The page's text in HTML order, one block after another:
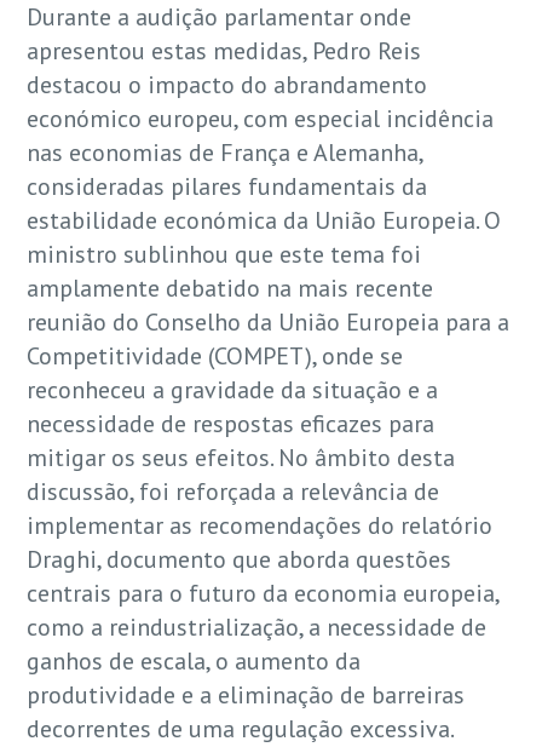
Durante a audição parlamentar onde
apresentou estas medidas, Pedro Reis
destacou o impacto do abrandamento
económico europeu, com especial incidência
nas economias de França e Alemanha,
consideradas pilares fundamentais da
estabilidade económica da União Europeia. O
ministro sublinhou que este tema foi
amplamente debatido na mais recente
reunião do Conselho da União Europeia para a
Competitividade (COMPET), onde se
reconheceu a gravidade da situação e a
necessidade de respostas eficazes para
mitigar os seus efeitos. No âmbito desta
discussão, foi reforçada a relevância de
implementar as recomendações do relatório
Draghi, documento que aborda questões
centrais para o futuro da economia europeia,
como a reindustrialização, a necessidade de
ganhos de escala, o aumento da
produtividade e a eliminação de barreiras
decorrentes de uma regulação excessiva.